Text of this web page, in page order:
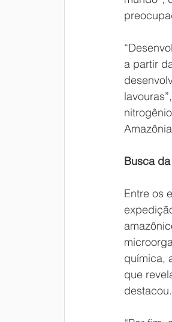
a partir
Busca
Entre os
química,
que
destacou.